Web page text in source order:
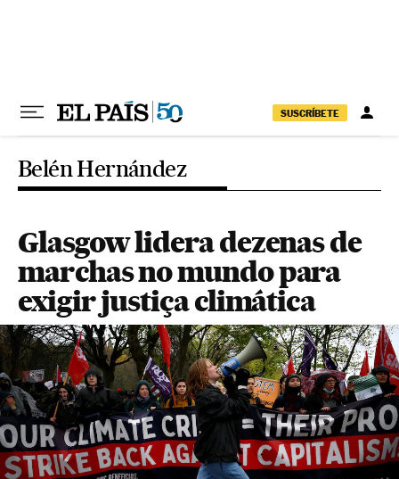
SUSCRÍBETE
Belén Hernández
Glasgow lidera dezenas de
marchas no mundo para
exigir justiça climática